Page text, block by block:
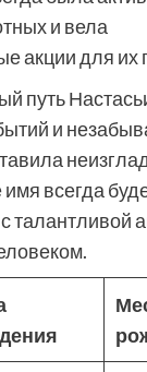
и вела
акции для
путь
и
всегда
талантливой